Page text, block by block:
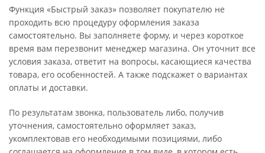
Функция «Быстрый заказ» позволяет покупателю не
проходить всю процедуру оформления заказа
самостоятельно. Вы заполняете форму, и через короткое
время вам перезвонит менеджер магазина. Он уточнит все
условия заказа, ответит на вопросы, касающиеся качества
товара, его особенностей. А также подскажет о вариантах
оплаты и доставки.
По результатам звонка, пользователь либо, получив
уточнения, самостоятельно оформляет заказ,
укомплектовав его необходимыми позициями, либо